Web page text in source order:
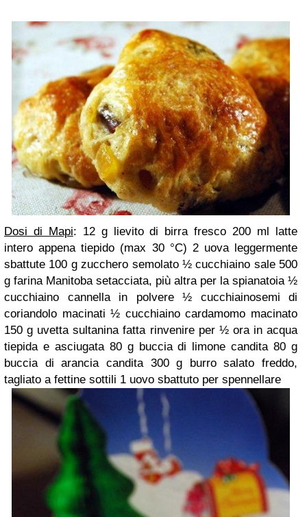
Dosi di Mapi: 12 g lievito di birra fresco200 ml latte
intero appena tiepido (max 30 °C) 2 uova leggermente
sbattute 100 g zucchero semolato ½ cucchiaino sale 500
g farina Manitoba setacciata, più altra per la spianatoia ½
cucchiaino cannella in polvere
½ cucchiainosemi di
coriandolo macinati ½ cucchiaino cardamomo macinato
150 g uvetta sultanina fatta rinvenire per ½ ora in acqua
tiepida e asciugata 80 g buccia di limone candita 80 g
buccia di arancia candita 300 g burro salato freddo,
tagliato a fettine sottili 1 uovo sbattuto per spennellare